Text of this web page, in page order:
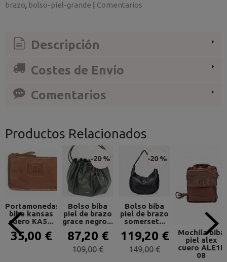
brazo bolso-piel-grande | Comentarios
Descripción
Costes de Envío
Comentarios
Productos Relacionados
Portamonedas
biba kansas
cuero KA5...
35,00 €
-20 %
Bolso biba
piel de brazo
grace negro...
87,20 €
109,00 €
-20 %
Bolso biba
piel de brazo
somerset...
119,20 €
149,00 €
Mochila biba
piel alex
cuero ALE1L
08